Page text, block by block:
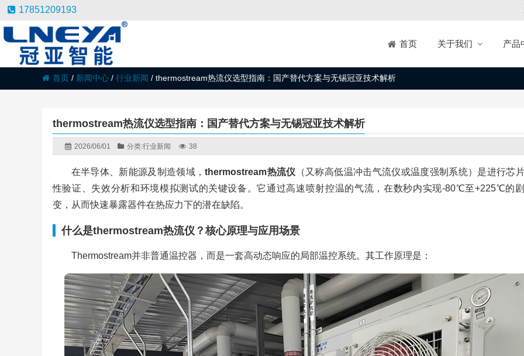
17851209193
首页 关于我们 产品
首页 / 新闻中心 / 行业新闻 / thermostream热流仪选型指南：国产替代方案与无锡冠亚技术解析
thermostream热流仪选型指南：国产替代方案与无锡冠亚技术解析
2026/06/01 分类:行业新闻 38
在半导体、新能源及制造领域，thermostream热流仪
（又称高低温冲击气流仪或温度强制系统）是进行芯
性验证、失效分析和环境模拟测试的关键设备。它通过高速喷射控温的气流，在数秒内实现-80℃至+225℃的
变，从而快速暴露器件在热应力下的潜在缺陷。
什么是thermostream热流仪？核心原理与应用场景
Thermostream并非普通温控器，而是一套高动态响应的局部温控系统。其工作原理是：